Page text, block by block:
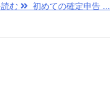
む 初めての確定申告 ...